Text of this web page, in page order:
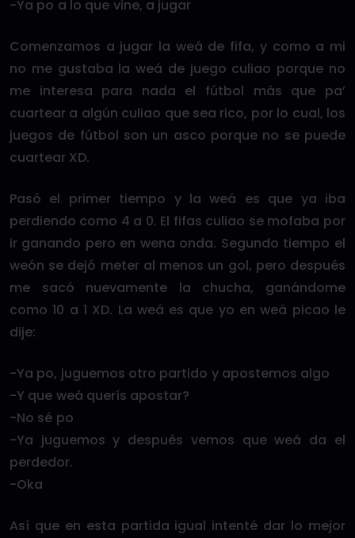
-Ya po a lo que vine, a jugar
Comenzamos a jugar la weá de fifa, y como a mi
no me gustaba la weá de juego culiao porque no
me interesa para nada el fútbol más que pa’
cuartear a algún culiao que sea rico, por lo cual, los
juegos de fútbol son un asco porque no se puede
cuartear XD.
Pasó el primer tiempo y la weá es que ya iba
perdiendo como 4 a 0. El fifas culiao se mofaba por
ir ganando pero en wena onda. Segundo tiempo el
weón se dejó meter al menos un gol, pero después
me sacó nuevamente la chucha, ganándome
como 10 a 1 XD. La weá es que yo en weá picao le
dije:
-Ya po, juguemos otro partido y apostemos algo
-Y que weá querís apostar?
-No sé po
-Ya juguemos y después vemos que weá da el
perdedor.
-Oka
Así que en esta partida igual intenté dar lo mejor